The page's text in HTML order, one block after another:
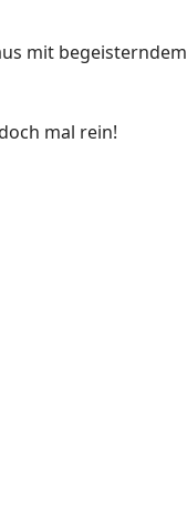
mit begeisterndem
mal rein!